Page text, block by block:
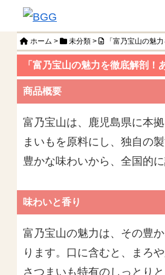
ホーム > 未分類 > 「富乃宝山の魅
「富乃宝山の魅力を徹底解剖！
商品概要
富乃宝山は、鹿児島県に本
まいもを原料にし、独自の
豊かな味わいから、全国的
味わいと香り
富乃宝山の魅力は、その豊
ります。口に含むと、まろ
さつまいも特有のしっとり